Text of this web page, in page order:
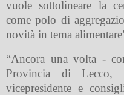
vuole sottolineare la
come polo di
novità in tema
“Ancora una volta -
Provincia di Lecco,
vicepresidente e